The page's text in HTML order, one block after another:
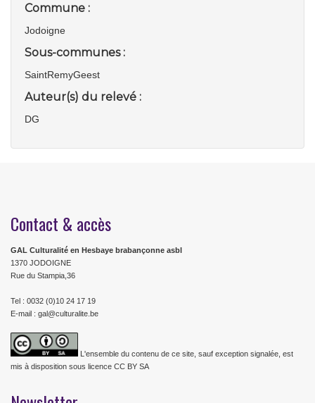
Commune :
Jodoigne
Sous-communes :
SaintRemyGeest
Auteur(s) du relevé :
DG
Contact & accès
GAL Culturalité en Hesbaye brabançonne asbl
1370 JODOIGNE
Rue du Stampia,36
Tel : 0032 (0)10 24 17 19
E-mail : gal@culturalite.be
L'ensemble du contenu de ce site, sauf exception signalée, est
mis à disposition sous licence CC BY SA